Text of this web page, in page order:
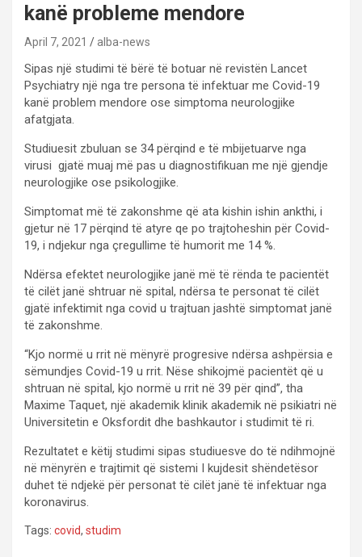
kanë probleme mendore
April 7, 2021 alba-news
Sipas një studimi të bërë të botuar në revistën Lancet
Psychiatry një nga tre persona të infektuar me Covid-19
kanë problem mendore ose simptoma neurologjike
afatgjata.
Studiuesit zbuluan se 34 përqind e të mbijetuarve nga
virusi gjatë muaj më pas u diagnostifikuan me një gjendje
neurologjike ose psikologjike.
Simptomat më të zakonshme që ata kishin ishin ankthi, i
gjetur në 17 përqind të atyre qe po trajtoheshin për Covid-
19, i ndjekur nga çregullime të humorit me 14 %.
Ndërsa efektet neurologjike janë më të rënda te pacientët
të cilët janë shtruar në spital, ndërsa te personat të cilët
gjatë infektimit nga covid u trajtuan jashtë simptomat janë
të zakonshme.
“Kjo normë u rrit në mënyrë progresive ndërsa ashpërsia e
sëmundjes Covid-19 u rrit. Nëse shikojmë pacientët që u
shtruan në spital, kjo normë u rrit në 39 për qind”, tha
Maxime Taquet, një akademik klinik akademik në psikiatri në
Universitetin e Oksfordit dhe bashkautor i studimit të ri.
Rezultatet e këtij studimi sipas studiuesve do të ndihmojnë
në mënyrën e trajtimit që sistemi I kujdesit shëndetësor
duhet të ndjekë për personat të cilët janë të infektuar nga
koronavirus.
Tags: covid, studim